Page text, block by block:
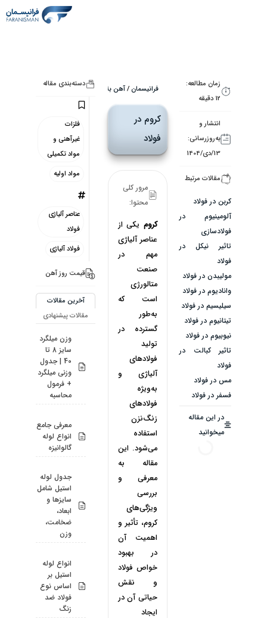
زمان مطالعه:
12 دقیقه
انتشار و
به‌روزرسانی:
13/دی/1404
مقالات مرتبط
کربن در فولاد
آلومینیوم در
فولادسازی
تاثیر نیکل در
فولاد
مولیبدن در فولاد
وانادیوم در فولاد
سیلیسیم در فولاد
تیتانیوم در فولاد
نیوبیوم در فولاد
تاثیر کبالت در
فولاد
مس در فولاد
فسفر در فولاد
در این مقاله
میخوانید
فرانیسمان/آهن بلاگ /مواد اولیه /فلزات غیرآهنی و مواد
کروم در
فولاد
مرور کلی
محتوا:
کروم یکی از
عناصر آلیاژی
مهم در
صنعت
متالورژی
است که
به‌طور
گسترده در
تولید
فولادهای
آلیاژی و
به‌ویژه
فولادهای
زنگ‌نزن
استفاده
می‌شود. این
مقاله به
معرفی و
بررسی
ویژگی‌های
کروم، تأثیر و
اهمیت آن
در بهبود
خواص فولاد
و نقش
حیاتی آن در
ایجاد
دسته‌بندی مقاله
فلزات
غیرآهنی و
مواد تکمیلی
مواد اولیه
عناصر آلیاژی
فولاد
فولاد آلیاژی
قیمت روز آهن
آخرین مقالات
مقالات پیشنهادی
وزن میلگرد
سایز 8 تا
40 | جدول
وزنی میلگرد
+ فرمول
محاسبه
معرفی جامع
انواع لوله
گالوانیزه
جدول لوله
استیل شامل
سایزها و
ابعاد،
ضخامت،
وزن
انواع لوله
استیل بر
اساس نوع
فولاد ضد
زنگ